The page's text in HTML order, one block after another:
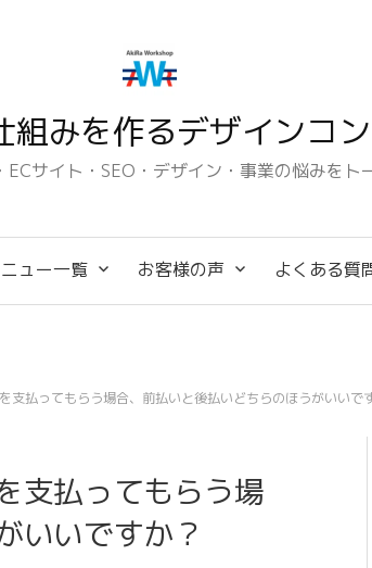
みを作るデザインコ
サイト・SEO・デザイン・事業の悩みをト
ュー一覧 お客様の声 よくある質
支払ってもらう場合、前払いと後払いどちらのほうがいいで
支払ってもらう場
いいですか？